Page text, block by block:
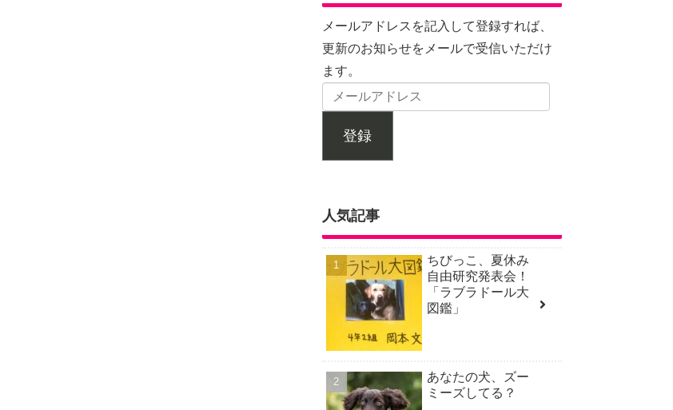
メールアドレスを記入して登録すれば、
更新のお知らせをメールで受信いただけ
ます。
登録
人気記事
ちびっこ、夏休み
自由研究発表会！
「ラブラドール大
図鑑」
あなたの犬、ズー
ミーズしてる？